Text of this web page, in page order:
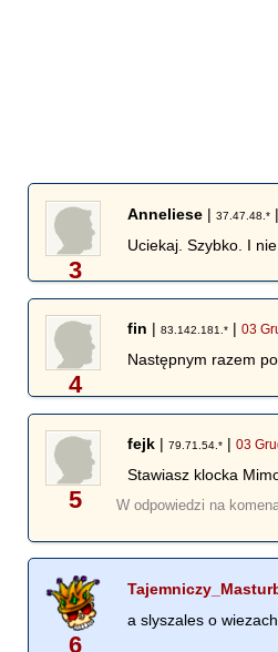
3
Anneliese |37.47.48.*
Uciekaj. Szybko. I
4
fin |83.142.181.* |03
Następnym razem
5
fejk |79.71.54.* |03
Stawiasz klocka
W odpowiedzi na
6
a slyszales o